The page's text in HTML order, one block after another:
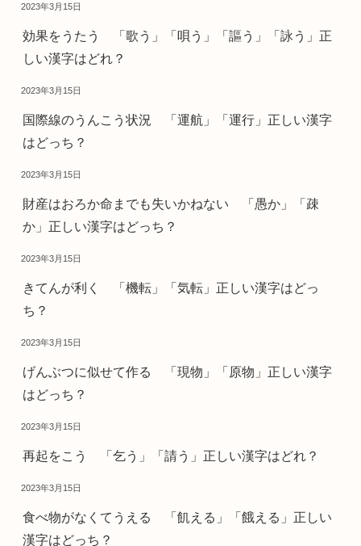
2023年3月15日
効果をうたう 「歌う」「唄う」「謳う」「詠う」正
しい漢字はどれ？
2023年3月15日
国際線のうんこう状況 「運航」「運行」正しい漢字
はどっち？
2023年3月15日
財産はおろか命までも失いかねない 「愚か」「疎
か」正しい漢字はどっち？
2023年3月15日
きてんが利く 「機転」「気転」正しい漢字はどっ
ち？
2023年3月15日
げんぶつに似せて作る 「現物」「原物」正しい漢字
はどっち？
2023年3月15日
再起をこう 「乞う」「請う」正しい漢字はどれ？
2023年3月15日
食べ物がなくてうえる 「飢える」「餓える」正しい
漢字はどっち？